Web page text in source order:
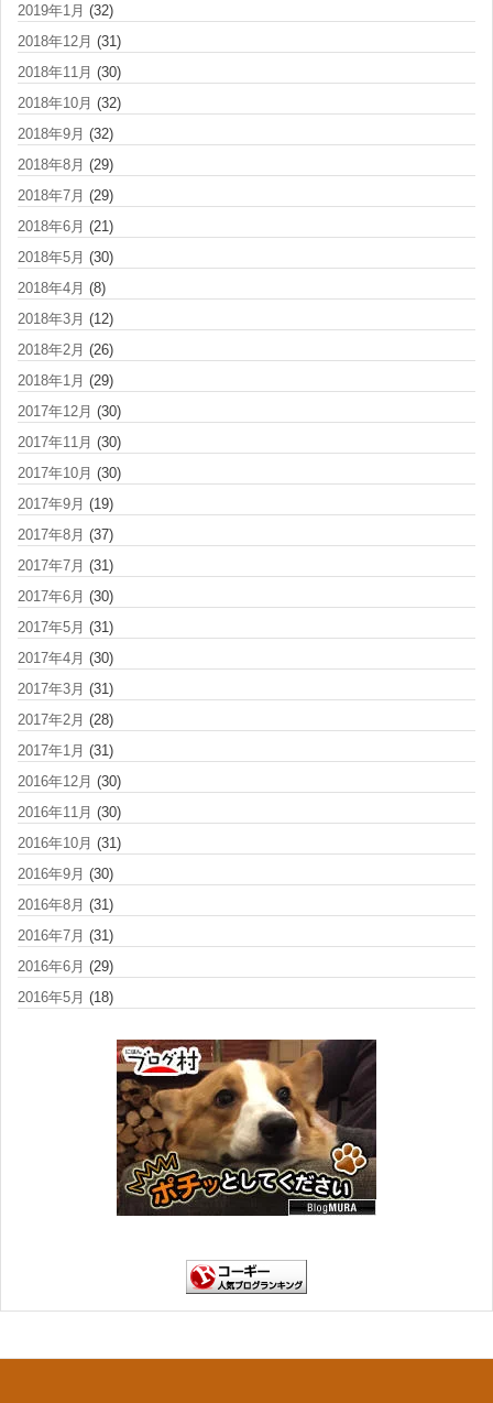
2019年1月 (32)
2018年12月 (31)
2018年11月 (30)
2018年10月 (32)
2018年9月 (32)
2018年8月 (29)
2018年7月 (29)
2018年6月 (21)
2018年5月 (30)
2018年4月 (8)
2018年3月 (12)
2018年2月 (26)
2018年1月 (29)
2017年12月 (30)
2017年11月 (30)
2017年10月 (30)
2017年9月 (19)
2017年8月 (37)
2017年7月 (31)
2017年6月 (30)
2017年5月 (31)
2017年4月 (30)
2017年3月 (31)
2017年2月 (28)
2017年1月 (31)
2016年12月 (30)
2016年11月 (30)
2016年10月 (31)
2016年9月 (30)
2016年8月 (31)
2016年7月 (31)
2016年6月 (29)
2016年5月 (18)